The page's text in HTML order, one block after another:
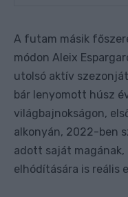
A futam másik
módon Aleix
utolsó aktív
bár lenyomott húsz
világbajnokságon,
alkonyán, 2022-ben
adott saját magának,
elhódítására is reális